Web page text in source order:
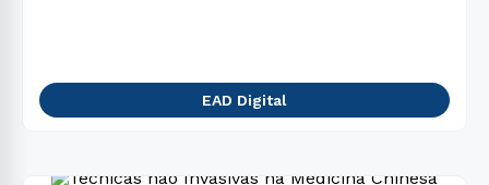
EAD Digital